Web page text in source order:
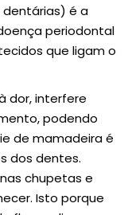
é a
periodontal
que ligam o
dor, interfere
podendo
de mamadeira é
dos dentes.
chupetas e
Isto porque